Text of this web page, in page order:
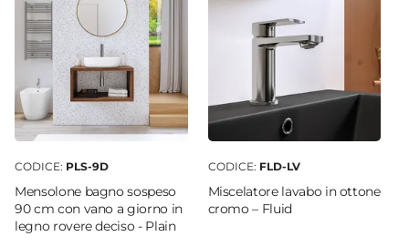
CODICE: PLS-9D
Mensolone bagno sospeso
90 cm con vano a giorno in
legno rovere deciso - Plain
CODICE: FLD-LV
Miscelatore lavabo in ottone
cromo – Fluid